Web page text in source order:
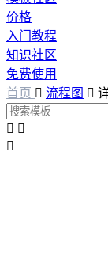
价格
入门教程
知识社区
免费使用
首页  流程图 
 
